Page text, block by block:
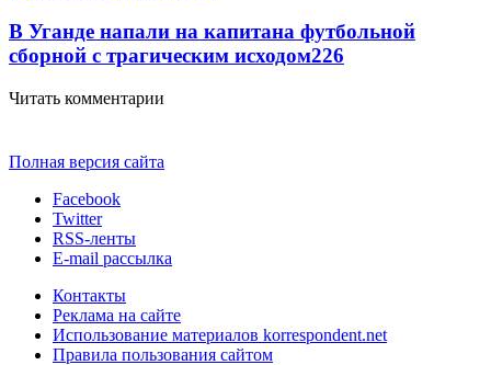
В Уганде напали на капитана футбольной
сборной с трагическим исходом226
Читать комментарии
Полная версия сайта
Facebook
Twitter
RSS-ленты
E-mail рассылка
Контакты
Реклама на сайте
Использование материалов korrespondent.net
Правила пользования сайтом